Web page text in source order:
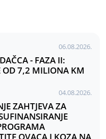
06.08.2026.
- FAZA II:
OD 7,2 MILIONA KM
04.08.2026.
ZAHTJEVA ZA